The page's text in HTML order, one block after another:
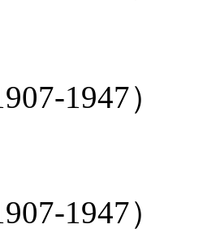
1947）
1947）